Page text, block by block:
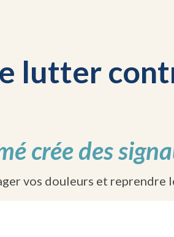
lutter
crée des
vos douleurs et reprendre